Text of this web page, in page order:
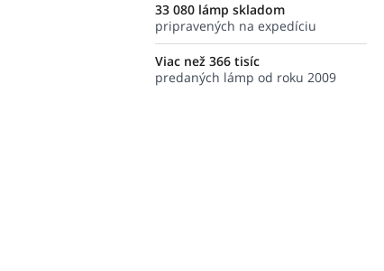
33 080 lámp skladom
pripravených na expedíciu
Viac než 366 tisíc
predaných lámp od roku 2009